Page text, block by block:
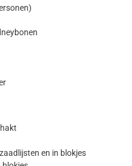
en in blokjes